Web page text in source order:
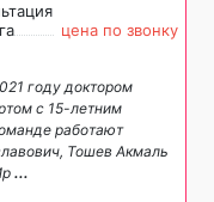
цена по звонку
году доктором
с 15-летним
работают
Тошев Акмаль
...